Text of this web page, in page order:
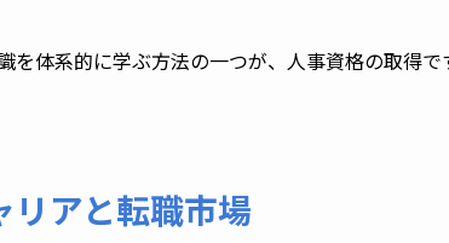
を体系的に学ぶ方法の一つが、人事資格の取得で
リアと転職市場